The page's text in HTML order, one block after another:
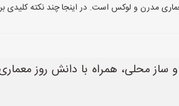
مدرن و لوکس است. در اینجا چند نکته کلیدی
ساز محلی، همراه با دانش روز